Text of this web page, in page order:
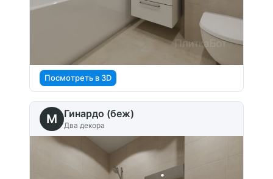
Посмотреть в 3D
M Гинардо (беж)
Два декора